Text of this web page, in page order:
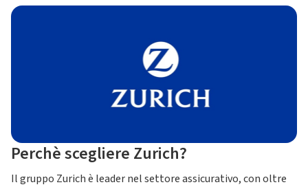
Perchè scegliere Zurich?
Il gruppo Zurich è leader nel settore assicurativo, con oltre